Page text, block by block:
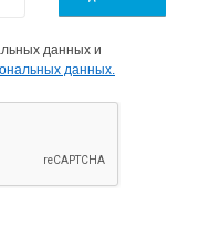
данных и
данных.